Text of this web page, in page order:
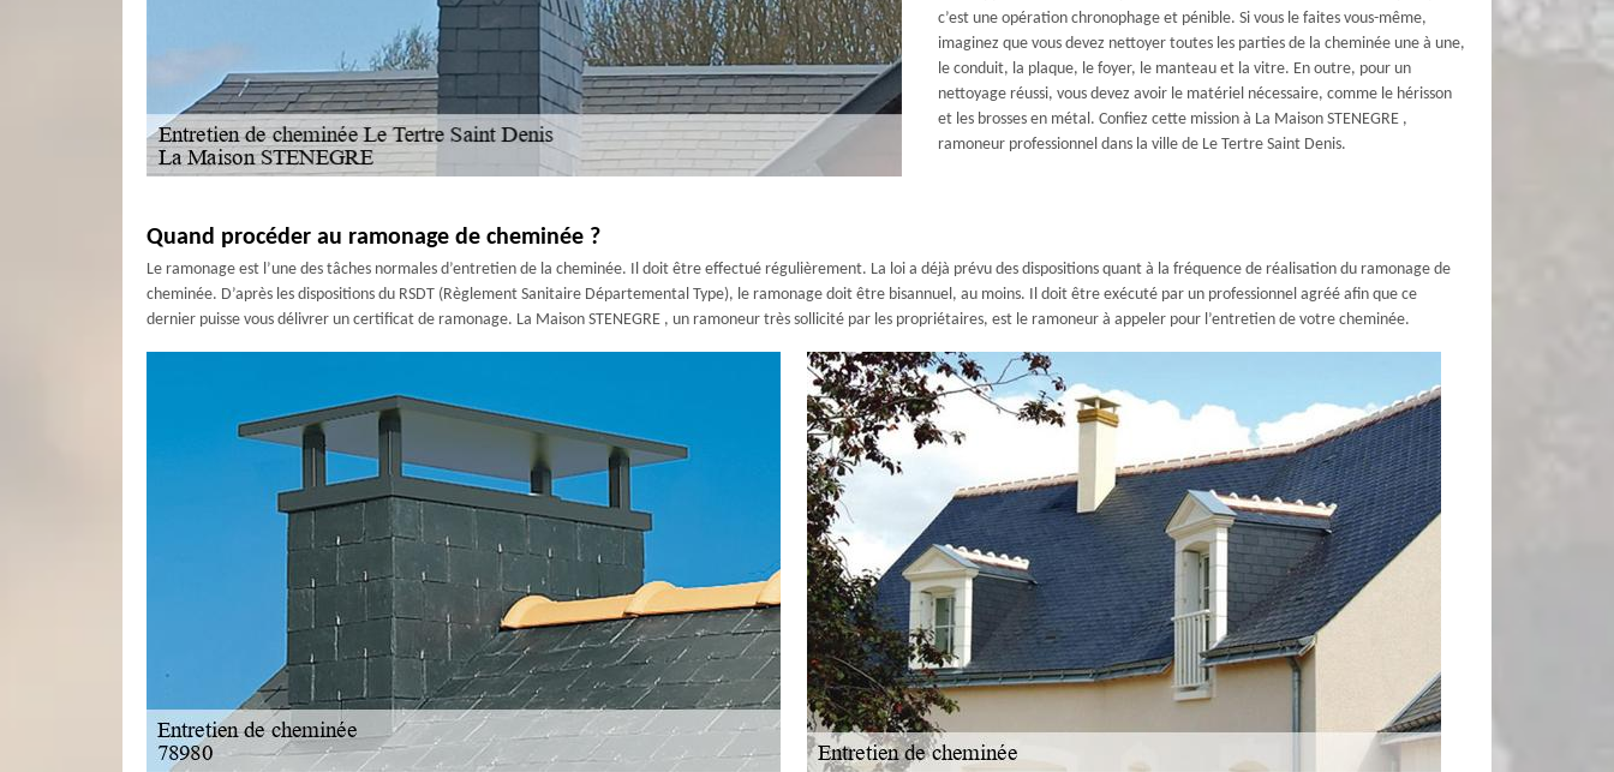
c’est une opération chronophage et pénible. Si vous le faites vous-même,
imaginez que vous devez nettoyer toutes les parties de la cheminée une à une,
le conduit, la plaque, le foyer, le manteau et la vitre. En outre, pour un
nettoyage réussi, vous devez avoir le matériel nécessaire, comme le hérisson
et les brosses en métal. Confiez cette mission à La Maison STENEGRE ,
ramoneur professionnel dans la ville de Le Tertre Saint Denis.
Quand procéder au ramonage de cheminée ?
Le ramonage est l’une des tâches normales d’entretien de la cheminée. Il doit être effectué régulièrement. La loi a déjà prévu des dispositions quant à la fréquence de réalisation du ramonage de
cheminée. D’après les dispositions du RSDT (Règlement Sanitaire Départemental Type), le ramonage doit être bisannuel, au moins. Il doit être exécuté par un professionnel agréé afin que ce
dernier puisse vous délivrer un certificat de ramonage. La Maison STENEGRE , un ramoneur très sollicité par les propriétaires, est le ramoneur à appeler pour l’entretien de votre cheminée.